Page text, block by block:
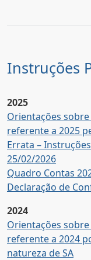
Instruções
2025
Orientações
referente a 2025
Errata –
25/02/2026
Quadro Contas
Declaração de
2024
Orientações
referente a 2024
natureza de SA